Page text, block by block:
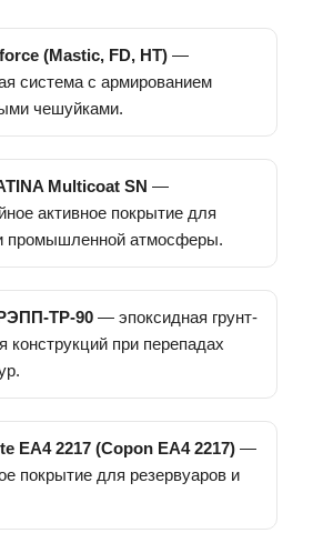
(Mastic, FD, HT) —
система с армированием
чешуйками.
Multicoat SN —
активное покрытие для
промышленной атмосферы.
ТР-90 — эпоксидная грунт-
конструкций при перепадах
EA4 2217 (Copon EA4 2217) —
покрытие для резервуаров и